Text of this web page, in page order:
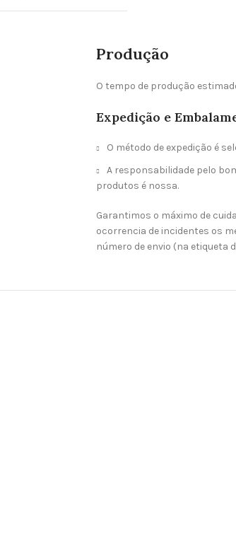
Produção
O tempo de produção
Expedição e
O método de expedição é
A responsabilidade pelo
produtos é nossa.
Garantimos o máximo de
ocorrencia de incidentes os
número de envio (na etiqueta